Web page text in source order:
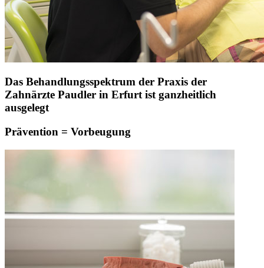
Das Behandlungsspektrum der Praxis der
Zahnärzte Paudler in Erfurt ist ganzheitlich
ausgelegt
Prävention = Vorbeugung